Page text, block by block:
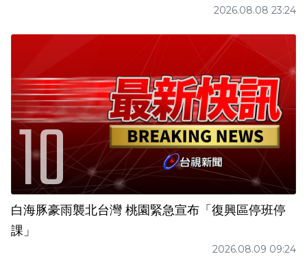
2026.08.08 23:24
白海豚豪雨襲北台灣 桃園緊急宣布「復興區停班停
課」
2026.08.09 09:24